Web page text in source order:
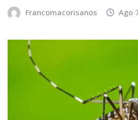
Francomacorisanos Ago